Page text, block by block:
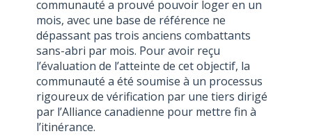
communauté a prouvé pouvoir loger en un
mois, avec une base de référence ne
dépassant pas trois anciens combattants
sans-abri par mois. Pour avoir reçu
l’évaluation de l’atteinte de cet objectif, la
communauté a été soumise à un processus
rigoureux de vérification par une tiers dirigé
par l’Alliance canadienne pour mettre fin à
l’itinérance.